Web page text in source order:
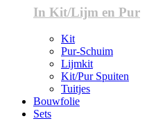
In Kit/Lijm en Pur
Kit
Pur-Schuim
Lijmkit
Kit/Pur Spuiten
Tuitjes
Bouwfolie
Sets